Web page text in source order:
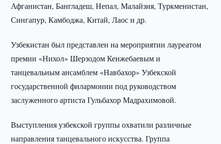
Афганистан, Бангладеш, Непал, Малайзия, Туркменистан,
Сингапур, Камбоджа, Китай, Лаос и др.
Узбекистан был представлен на мероприятии лауреатом
премии «Нихол» Шерзодом Кенжебаевым и
танцевальным ансамблем «Навбахор» Узбекской
государственной филармонии под руководством
заслуженного артиста Гульбахор Мадрахимовой.
Выступления узбекской группы охватили различные
направления танцевального искусства. Группа